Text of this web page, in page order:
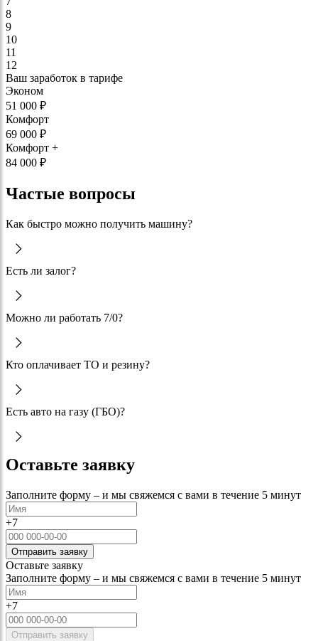
8
9
10
11
12
Ваш заработок в тарифе
Эконом
51 000 ₽
Комфорт
69 000 ₽
Комфорт +
84 000 ₽
Частые вопросы
Как быстро можно получить машину?
Есть ли залог?
Можно ли работать 7/0?
Кто оплачивает ТО и резину?
Есть авто на газу (ГБО)?
Оставьте заявку
Заполните форму – и мы свяжемся с вами в течение 5 минут
+7
Отправить заявку
Оставьте заявку
Заполните форму – и мы свяжемся с вами в течение 5 минут
+7
Отправить заявку